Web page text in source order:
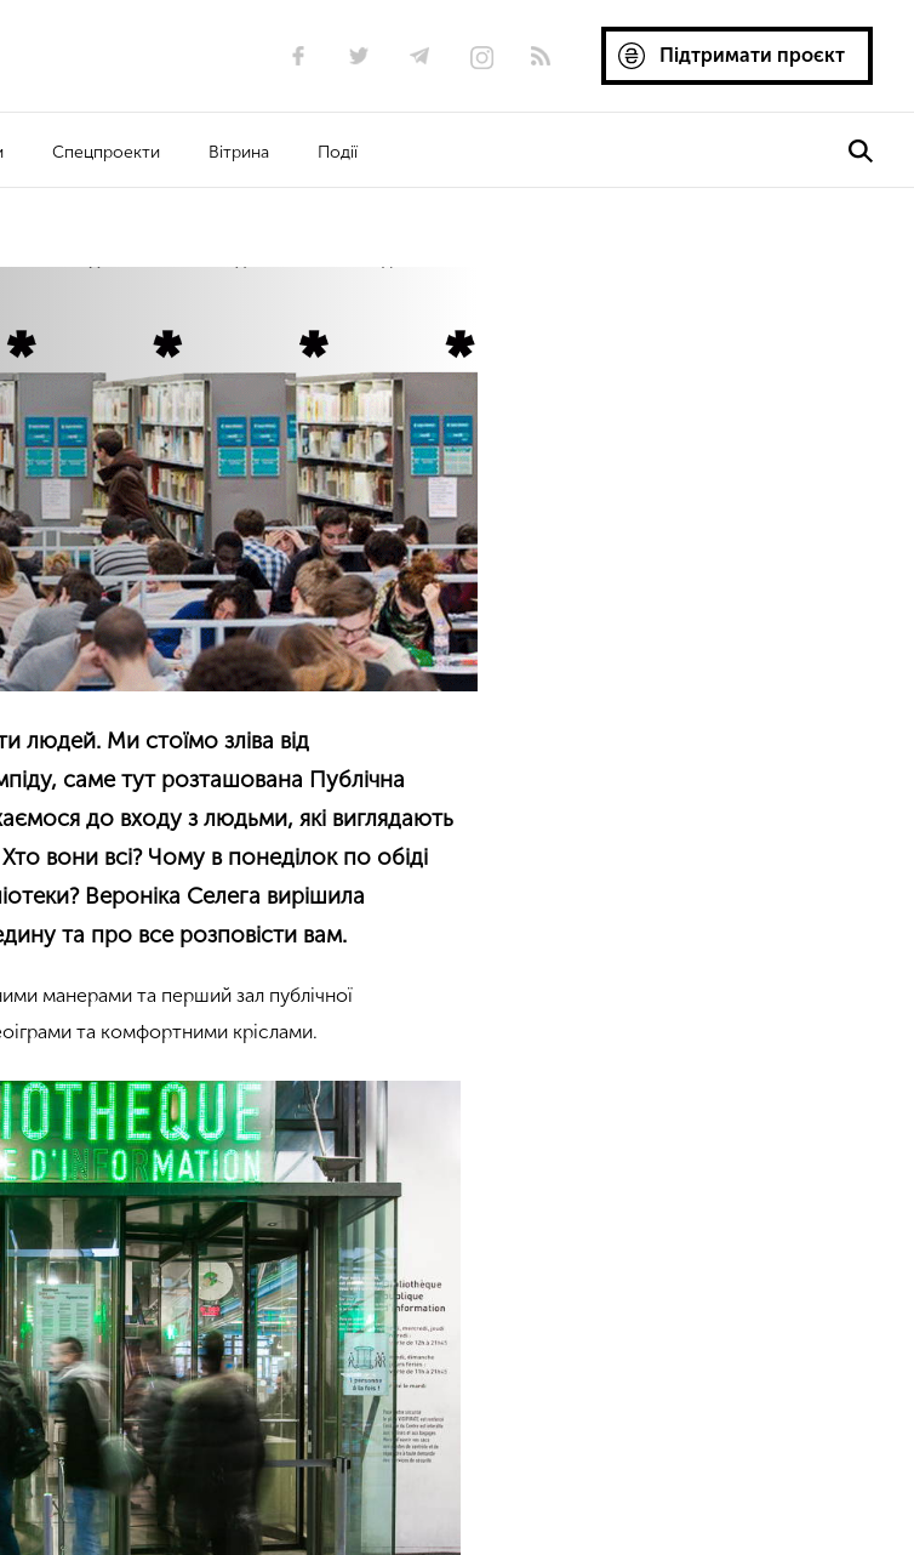
Підтримати проєкт
Спецпроекти Вітрина Події
людей. Ми стоїмо зліва від
саме тут розташована Публічна
до входу з людьми, які виглядають
вони всі? Чому в понеділок по обіді
Вероніка Селега вирішила
та про все розповісти вам.
манерами та перший зал публічної
та комфортними кріслами.